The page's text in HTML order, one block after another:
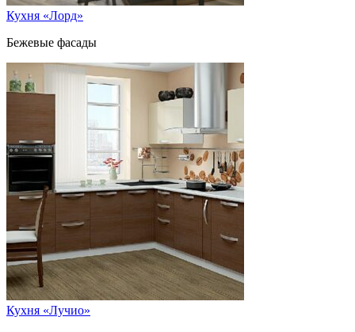
Кухня «Лорд»
Бежевые фасады
Кухня «Лучио»